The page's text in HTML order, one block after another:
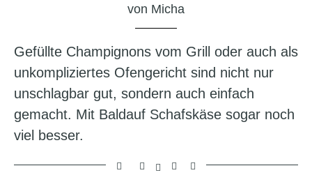
von Micha
Gefüllte Champignons vom Grill oder auch als
unkompliziertes Ofengericht sind nicht nur
unschlagbar gut, sondern auch einfach
gemacht. Mit Baldauf Schafskäse sogar noch
viel besser.